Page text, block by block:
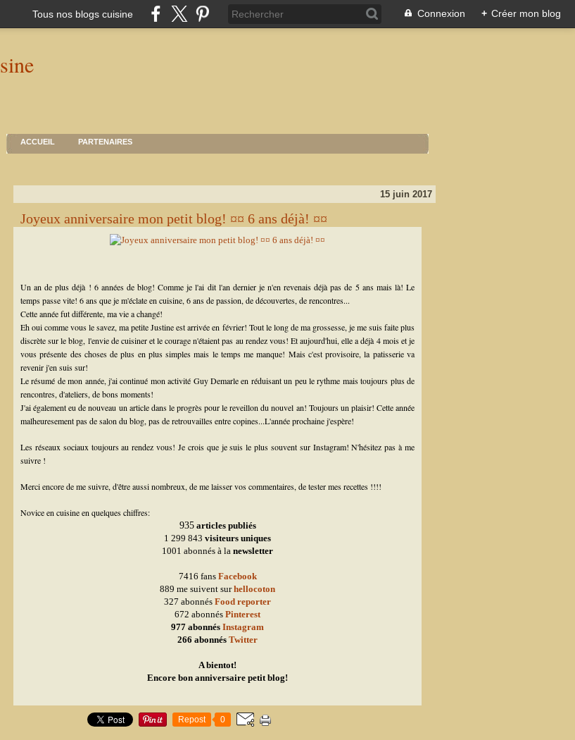
Tous nos blogs cuisine Connexion + Créer mon blog
ACCUEIL PARTENAIRES
15 juin 2017
Joyeux anniversaire mon petit blog! ¤¤ 6 ans déjà! ¤¤
Un an de plus déjà ! 6 années de blog! Comme je l'ai dit l'an dernier je n'en revenais déjà pas de 5 ans mais là! Le
temps passe vite! 6 ans que je m'éclate en cuisine, 6 ans de passion, de découvertes, de rencontres...
Cette année fut différente, ma vie a changé!
Eh oui comme vous le savez, ma petite Justine est arrivée en février! Tout le long de ma grossesse, je me suis faite plus
discrète sur le blog, l'envie de cuisiner et le courage n'étaient pas au rendez vous! Et aujourd'hui, elle a déjà 4 mois et je
vous présente des choses de plus en plus simples mais le temps me manque! Mais c'est provisoire, la patisserie va
revenir j'en suis sur!
Le résumé de mon année, j'ai continué mon activité Guy Demarle en réduisant un peu le rythme mais toujours plus de
rencontres, d'ateliers, de bons moments!
J'ai également eu de nouveau un article dans le progrès pour le reveillon du nouvel an! Toujours un plaisir! Cette année
malheuresement pas de salon du blog, pas de retrouvailles entre copines...L'année prochaine j'espère!
Les réseaux sociaux toujours au rendez vous! Je crois que je suis le plus souvent sur Instagram! N'hésitez pas à me
suivre !
Merci encore de me suivre, d'être aussi nombreux, de me laisser vos commentaires, de tester mes recettes !!!!
Novice en cuisine en quelques chiffres:
935 articles publiés
1 299 843 visiteurs uniques
1001 abonnés à la newsletter
7416 fans Facebook
889 me suivent surhellocoton
327 abonnés Food reporter
672 abonnés Pinterest
977 abonnés Instagram
266 abonnés Twitter
A bientot!
Encore bon anniversaire petit blog!
Repost 0